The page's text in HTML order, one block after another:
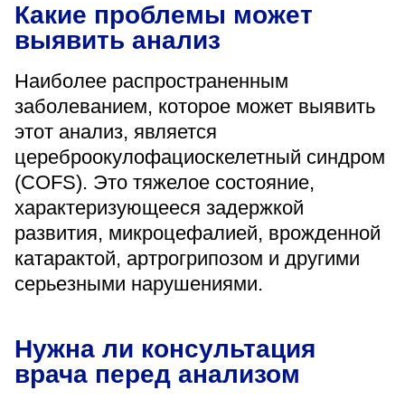
Версия для слабовидящих
Какие проблемы может
выявить анализ
Наиболее распространенным
заболеванием, которое может выявить
этот анализ, является
цереброокулофациоскелетный синдром
(COFS). Это тяжелое состояние,
характеризующееся задержкой
развития, микроцефалией, врожденной
катарактой, артрогрипозом и другими
серьезными нарушениями.
Нужна ли консультация
врача перед анализом